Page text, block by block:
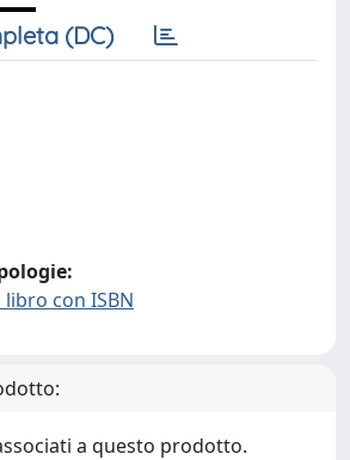
(DC)
con ISBN
a questo prodotto.